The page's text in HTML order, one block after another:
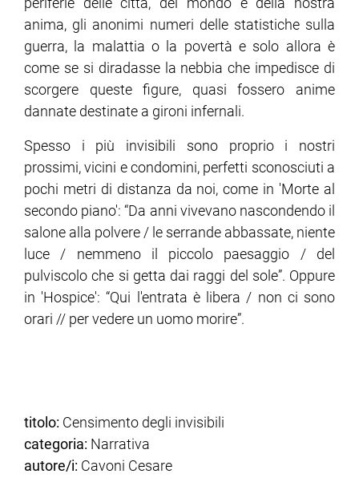
anima, gli anonimi numeri delle statistiche sulla
guerra, la malattia o la povertà e solo allora è
come se si diradasse la nebbia che impedisce di
scorgere queste figure, quasi fossero anime
dannate destinate a gironi infernali.
Spesso i più invisibili sono proprio i nostri
prossimi, vicini e condomini, perfetti sconosciuti a
pochi metri di distanza da noi, come in 'Morte al
secondo piano': “Da anni vivevano nascondendo il
salone alla polvere / le serrande abbassate, niente
luce / nemmeno il piccolo paesaggio / del
pulviscolo che si getta dai raggi del sole”. Oppure
in 'Hospice': “Qui l'entrata è libera / non ci sono
orari // per vedere un uomo morire”.
titolo: Censimento degli invisibili
categoria: Narrativa
autore/i: Cavoni Cesare